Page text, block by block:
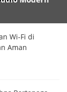
Wi-Fi di
Aman